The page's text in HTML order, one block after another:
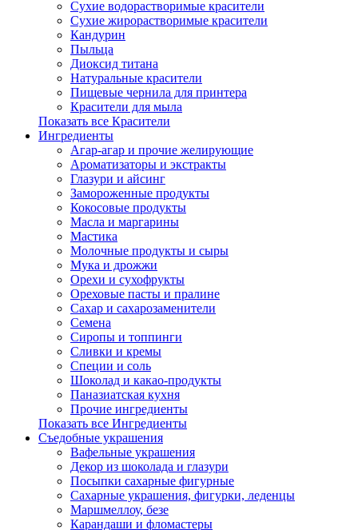
Сухие водорастворимые красители
Сухие жирорастворимые красители
Кандурин
Пыльца
Диоксид титана
Натуральные красители
Пищевые чернила для принтера
Красители для мыла
Показать все Красители
Ингредиенты
Агар-агар и прочие желирующие
Ароматизаторы и экстракты
Глазури и айсинг
Замороженные продукты
Кокосовые продукты
Масла и маргарины
Мастика
Молочные продукты и сыры
Мука и дрожжи
Орехи и сухофрукты
Ореховые пасты и пралине
Сахар и сахарозаменители
Семена
Сиропы и топпинги
Сливки и кремы
Специи и соль
Шоколад и какао-продукты
Паназиатская кухня
Прочие ингредиенты
Показать все Ингредиенты
Съедобные украшения
Вафельные украшения
Декор из шоколада и глазури
Посыпки сахарные фигурные
Сахарные украшения, фигурки, леденцы
Маршмеллоу, безе
Карандаши и фломастеры